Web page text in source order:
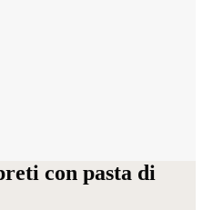
con pasta di